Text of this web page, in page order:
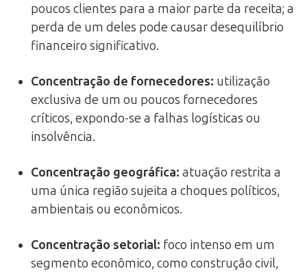
poucos clientes para a maior parte da receita; a
perda de um deles pode causar desequilíbrio
financeiro significativo.
Concentração de fornecedores: utilização
exclusiva de um ou poucos fornecedores
críticos, expondo-se a falhas logísticas ou
insolvência.
Concentração geográfica: atuação restrita a
uma única região sujeita a choques políticos,
ambientais ou econômicos.
Concentração setorial: foco intenso em um
segmento econômico, como construção civil,